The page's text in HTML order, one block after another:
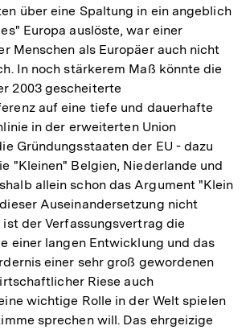
über eine Spaltung in ein angeblich
Europa auslöste, war einer
Menschen als Europäer auch nicht
In noch stärkerem Maß könnte die
2003 gescheiterte
auf eine tiefe und dauerhafte
in der erweiterten Union
Gründungsstaaten der EU - dazu
"Kleinen" Belgien, Niederlande und
allein schon das Argument "Klein
Auseinandersetzung nicht
der Verfassungsvertrag die
einer langen Entwicklung und das
einer sehr groß gewordenen
Riese auch
wichtige Rolle in der Welt spielen
sprechen will. Das ehrgeizige